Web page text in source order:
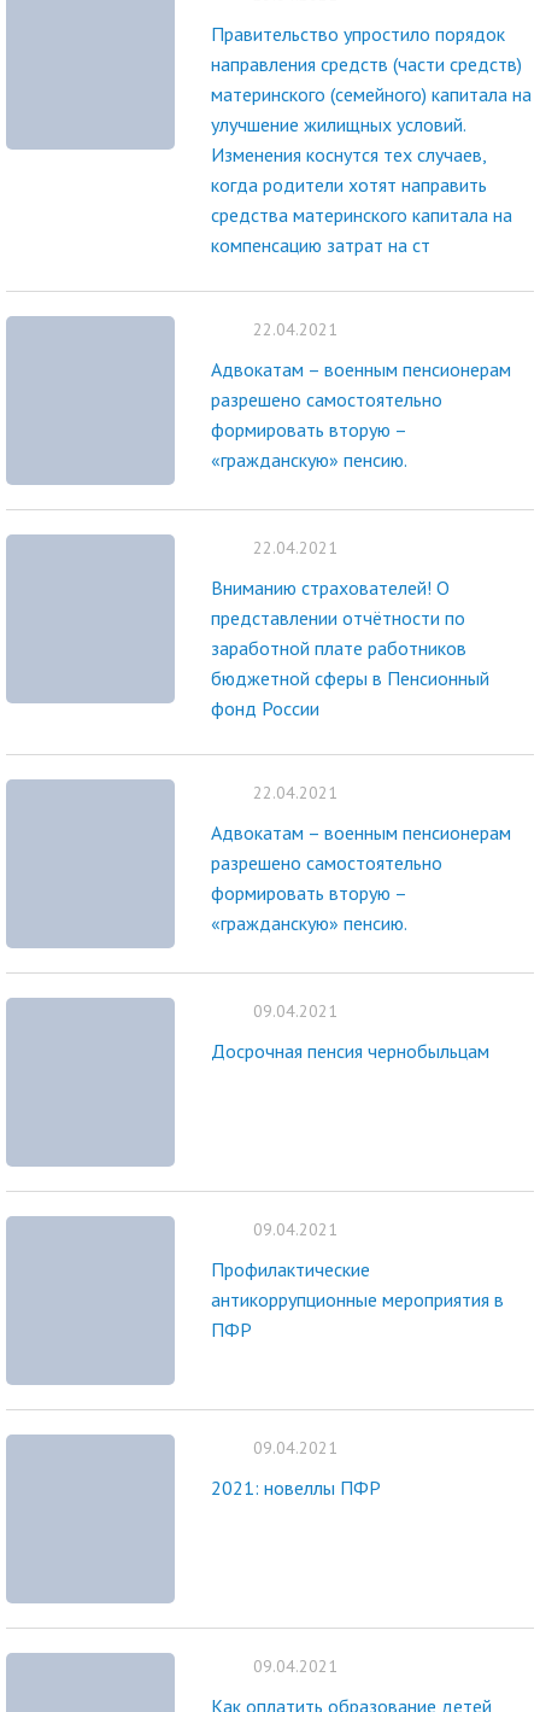
Правительство упростило порядок
направления средств (части средств)
материнского (семейного) капитала на
улучшение жилищных условий.
Изменения коснутся тех случаев,
когда родители хотят направить
средства материнского капитала на
компенсацию затрат на ст
22.04.2021
Адвокатам – военным пенсионерам
разрешено самостоятельно
формировать вторую –
«гражданскую» пенсию.
22.04.2021
Вниманию страхователей! О
представлении отчётности по
заработной плате работников
бюджетной сферы в Пенсионный
фонд России
22.04.2021
Адвокатам – военным пенсионерам
разрешено самостоятельно
формировать вторую –
«гражданскую» пенсию.
09.04.2021
Досрочная пенсия чернобыльцам
09.04.2021
Профилактические
антикоррупционные мероприятия в
ПФР
09.04.2021
2021: новеллы ПФР
09.04.2021
Как оплатить образование детей